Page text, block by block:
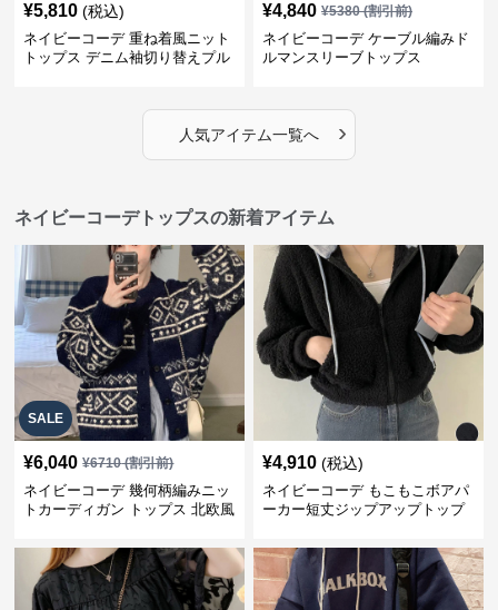
¥5,810 (税込)
ネイビーコーデ 重ね着風ニット
トップス デニム袖切り替えプル
¥4,840 ¥5380(割引前)
ネイビーコーデ ケーブル編みド
ルマンスリーブトップス
人気アイテム一覧へ ›
ネイビーコーデトップスの新着アイテム
SALE
¥6,040 ¥6710(割引前)
ネイビーコーデ 幾何柄編みニッ
トカーディガン トップス 北欧風
¥4,910 (税込)
ネイビーコーデ もこもこボアパ
ーカー短丈ジップアップトップ